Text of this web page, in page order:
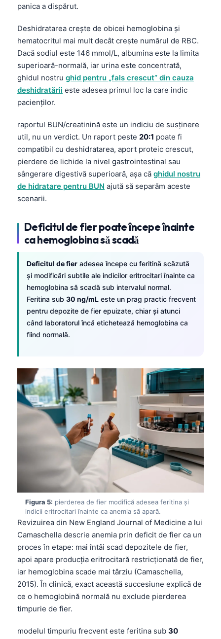
panica a dispărut.
Deshidratarea crește de obicei hemoglobina și
hematocritul mai mult decât crește numărul de RBC.
Dacă sodiul este 146 mmol/L, albumina este la limita
superioară-normală, iar urina este concentrată,
ghidul nostru ghid pentru „fals crescut” din cauza
deshidratării este adesea primul loc la care indic
pacienților.
raportul BUN/creatinină este un indiciu de susținere
util, nu un verdict. Un raport peste 20:1 poate fi
compatibil cu deshidratarea, aport proteic crescut,
pierdere de lichide la nivel gastrointestinal sau
sângerare digestivă superioară, așa că ghidul nostru
de hidratare pentru BUN ajută să separăm aceste
scenarii.
Deficitul de fier poate începe înainte
ca hemoglobina să scadă
Deficitul de fier adesea începe cu feritină scăzută
și modificări subtile ale indicilor eritrocitari înainte ca
hemoglobina să scadă sub intervalul normal.
Feritina sub 30 ng/mL este un prag practic frecvent
pentru depozite de fier epuizate, chiar și atunci
când laboratorul încă etichetează hemoglobina ca
fiind normală.
Figura 5: pierderea de fier modifică adesea feritina și
indicii eritrocitari înainte ca anemia să apară.
Revizuirea din New England Journal of Medicine a lui
Camaschella descrie anemia prin deficit de fier ca un
proces în etape: mai întâi scad depozitele de fier,
apoi apare producția eritrocitară restricționată de fier,
iar hemoglobina scade mai târziu (Camaschella,
2015). În clinică, exact această succesiune explică de
ce o hemoglobină normală nu exclude pierderea
timpurie de fier.
modelul timpuriu frecvent este feritina sub 30